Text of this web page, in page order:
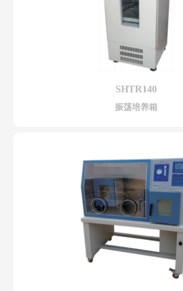
SHTR140
振荡培养箱